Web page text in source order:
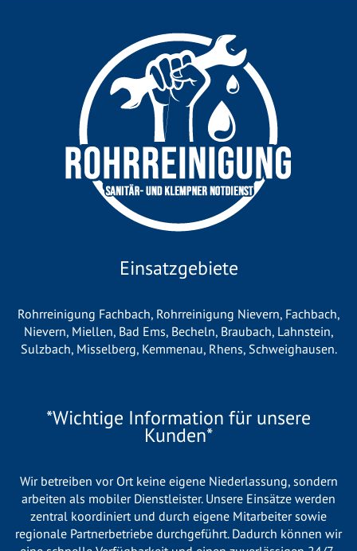
Einsatzgebiete
Rohrreinigung Fachbach, Rohrreinigung Nievern, Fachbach,
Nievern, Miellen, Bad Ems, Becheln, Braubach, Lahnstein,
Sulzbach, Misselberg, Kemmenau, Rhens, Schweighausen.
*Wichtige Information für unsere
Kunden*
Wir betreiben vor Ort keine eigene Niederlassung, sondern
arbeiten als mobiler Dienstleister. Unsere Einsätze werden
zentral koordiniert und durch eigene Mitarbeiter sowie
regionale Partnerbetriebe durchgeführt. Dadurch können wir